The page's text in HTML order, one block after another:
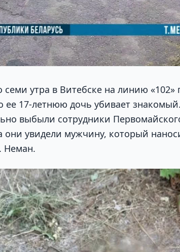
семи утра в Витебске на линию
ее 17-летнюю дочь убивает
выбыли сотрудники
они увидели мужчину, который
Неман.